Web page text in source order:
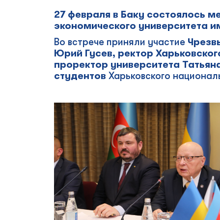
27 февраля в Баку состоялось
экономического университета
Во встрече приняли участие
Юрий Гусев, ректор
проректор университета
студентов Харьковского